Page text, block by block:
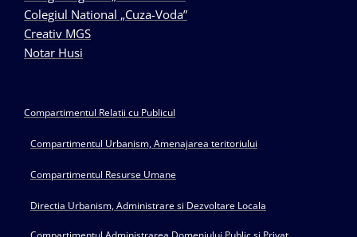
Colegiul National „Cuza-Voda”
Creativ MGS
Notar Husi
Compartimentul Relatii cu Publicul
Compartimentul Urbanism, Amenajarea teritoriului
Compartimentul Resurse Umane
Directia Urbanism, Administrare si Dezvoltare Locala